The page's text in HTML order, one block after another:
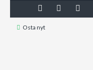
Osta nyt